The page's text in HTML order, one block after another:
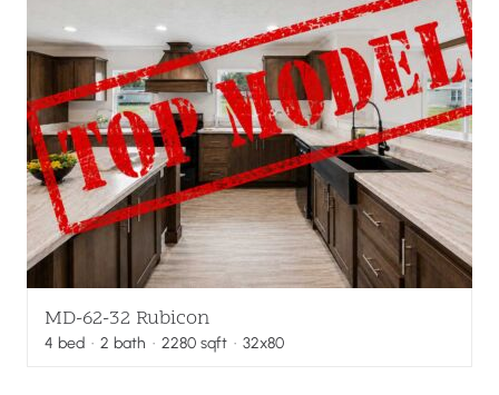
MD-62-32 Rubicon
4 bed · 2 bath · 2280 sqft· 32x80